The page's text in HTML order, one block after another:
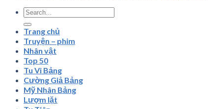
Trang chủ
Truyện – phim
Nhân vật
Top 50
Tu Vi Bảng
Cường Giả Bảng
Mỹ Nhân Bảng
Lượm lặt